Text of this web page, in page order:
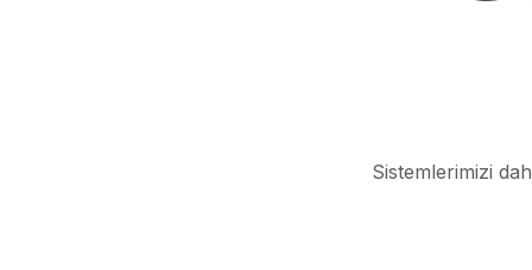
Sistemlerimizi